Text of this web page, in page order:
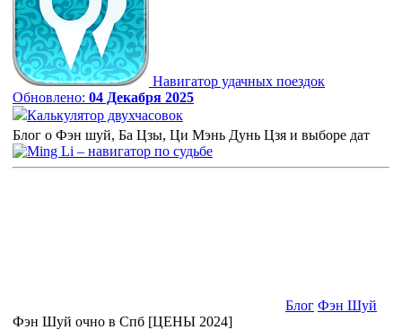
Навигатор удачных поездок
Обновлено: 04 Декабря 2025
Калькулятор двухчасовок
Блог о Фэн шуй, Ба Цзы, Ци Мэнь Дунь Цзя и выборе дат
Блог Фэн Шуй
Фэн Шуй очно в Спб [ЦЕНЫ 2024]